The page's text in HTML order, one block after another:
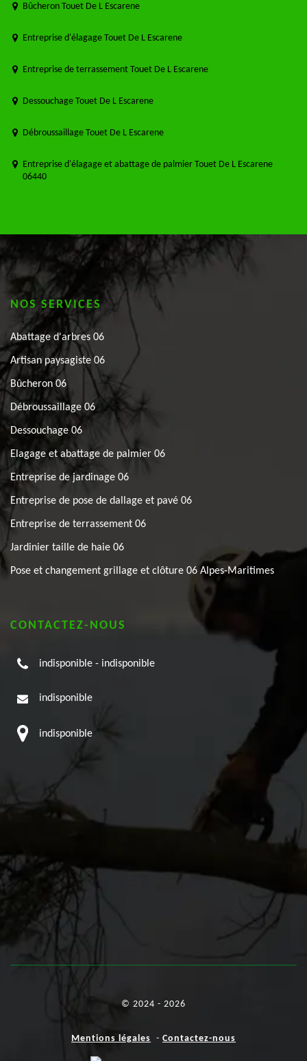
Bûcheron Touet De L Escarene
Entreprise d'élagage Touet De L Escarene
Entreprise de terrassement Touet De L Escarene
Dessouchage Touet De L Escarene
Débroussaillage Touet De L Escarene
Entreprise d'élagage et abattage de palmier Touet De L Escarene
06440
NOS SERVICES
Abattage d'arbres 06
Artisan paysagiste 06
Bûcheron 06
Débroussaillage 06
Dessouchage 06
Elagage et abattage de palmier 06
Entreprise de jardinage 06
Entreprise de pose de dallage et pavé 06
Entreprise de terrassement 06
Jardinier taille de haie 06
Pose et changement grillage et clôture 06 Alpes-Maritimes
CONTACTEZ-NOUS
indisponible - indisponible
indisponible
indisponible
© 2024 - 2026
Mentions légales - Contactez-nous